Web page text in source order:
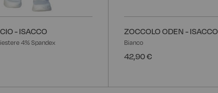
- ISACCO
4% Spandex
ZOCCOLO ODEN - ISACCO
Bianco
42,90 €